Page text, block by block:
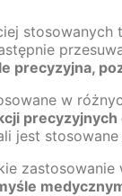
precyzyjna,
w
precyzyjnych
jest